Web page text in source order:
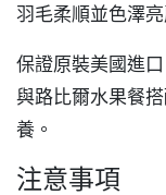
羽毛柔順並色澤亮
保證原裝美國進
與路比爾水果餐
養。
注意事項